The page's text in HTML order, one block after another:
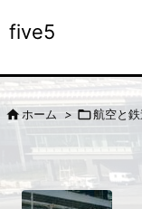
five5
ホーム > 航空と鉄